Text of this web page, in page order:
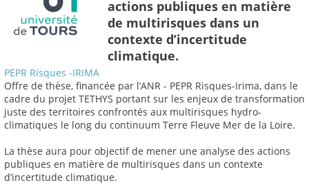
actions publiques en matière
de multirisques dans un
contexte d’incertitude
climatique.
PEPR Risques -IRIMA
Offre de thèse, financée par l’ANR - PEPR Risques-Irima, dans le
cadre du projet TETHYS portant sur les enjeux de transformation
juste des territoires confrontés aux multirisques hydro-
climatiques le long du continuum Terre Fleuve Mer de la Loire.
La thèse aura pour objectif de mener une analyse des actions
publiques en matière de multirisques dans un contexte
d’incertitude climatique.